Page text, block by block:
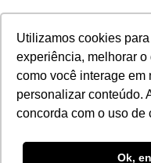
Utilizamos cookies
experiência, melhorar
como você interage em
personalizar conteúdo.
concorda com o uso de
Ok,